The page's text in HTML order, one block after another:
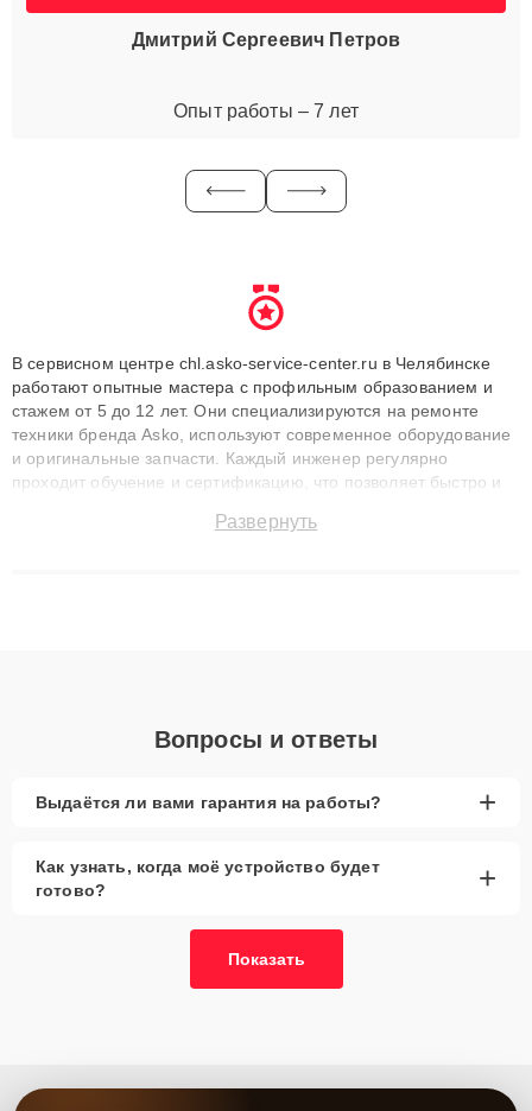
Дмитрий Сергеевич Петров
Опыт работы – 7 лет
В сервисном центре chl.asko-service-center.ru в Челябинске
работают опытные мастера с профильным образованием и
стажем от 5 до 12 лет. Они специализируются на ремонте
техники бренда Asko, используют современное оборудование
и оригинальные запчасти. Каждый инженер регулярно
проходит обучение и сертификацию, что позволяет быстро и
сохранением гарантии до 3 лет. Наши мастера решают
Развернуть
Вопросы и ответы
Выдаётся ли вами гарантия на работы? +
Как узнать, когда моё устройство будет
готово?
+
Показать